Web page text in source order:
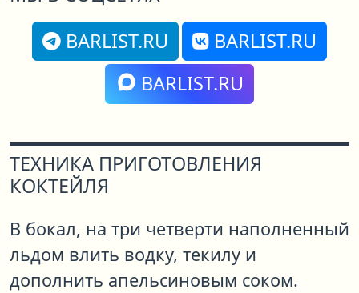
BARLIST.RU
BARLIST.RU
BARLIST.RU
ТЕХНИКА ПРИГОТОВЛЕНИЯ
КОКТЕЙЛЯ
В бокал, на три четверти наполненный
льдом влить водку, текилу и
дополнить апельсиновым соком.